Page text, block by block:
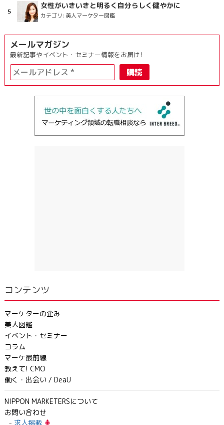
女性がいきいきと明るく自分らしく健やかに
カテゴリ: 美人マーケター図鑑
メールマガジン
最新記事やイベント・セミナー情報をお届け!
コンテンツ
マーケターの企み
美人図鑑
イベント・セミナー
コラム
マーケ最前線
教えて! CMO
働く・出会い / DeaU
NIPPON MARKETERSについて
お問い合わせ
求人掲載